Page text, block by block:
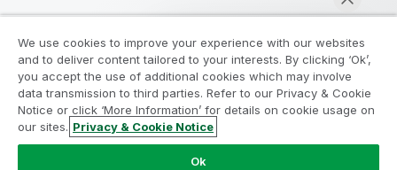
Şimdi sohbet et
Yasal sözleşmeler
Ürün Koşulları
Legal Policies
Legal Policies
Kullanım koşulları
Ticari markalar
Do Not Share My Info
We use cookies to improve your experience with our websites
and to deliver content tailored to your interests. By clicking ‘Ok’,
you accept the use of additional cookies which may involve
data transmission to third parties. Refer to our Privacy & Cookie
Notice or click ‘More Information’ for details on cookie usage on
our sites. Privacy & Cookie Notice
Ok